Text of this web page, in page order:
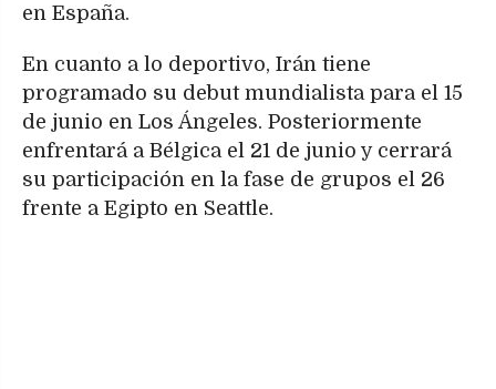
en España.
En cuanto a lo deportivo, Irán tiene
programado su debut mundialista para el 15
de junio en Los Ángeles. Posteriormente
enfrentará a Bélgica el 21 de junio y cerrará
su participación en la fase de grupos el 26
frente a Egipto en Seattle.